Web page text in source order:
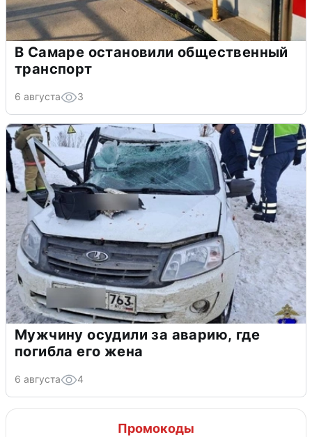
В Самаре остановили общественный
транспорт
6 августа 3
Мужчину осудили за аварию, где
погибла его жена
6 августа 4
Промокоды